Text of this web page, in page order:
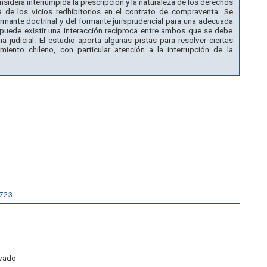
interrumpida la prescripción y la naturaleza de los derechos
los vicios redhibitorios en el contrato de compraventa. Se
doctrinal y del formante jurisprudencial para una adecuada
existir una interacción recíproca entre ambos que se debe
judicial. El estudio aporta algunas pistas para resolver ciertas
chileno, con particular atención a la interrupción de la